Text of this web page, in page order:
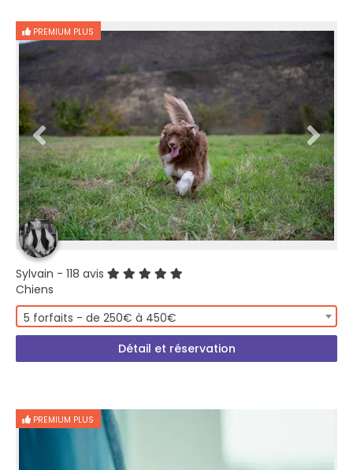
PREMIUM PLUS
Sylvain - 118 avis
Chiens
5 forfaits - de 250€ à 450€
Détail et réservation
PREMIUM PLUS